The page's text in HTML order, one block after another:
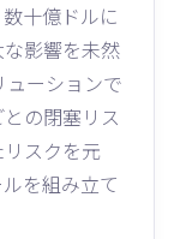
十億ドルに
影響を未然
ューションで
の閉塞リス
スクを元
を組み立て